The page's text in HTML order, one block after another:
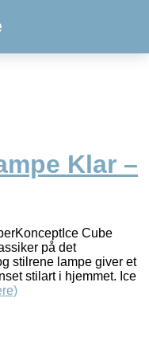
Klar –
Cube
på det
stilrene lampe giver et
stilart i hjemmet. Ice